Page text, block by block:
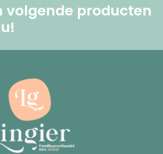
volgende producten